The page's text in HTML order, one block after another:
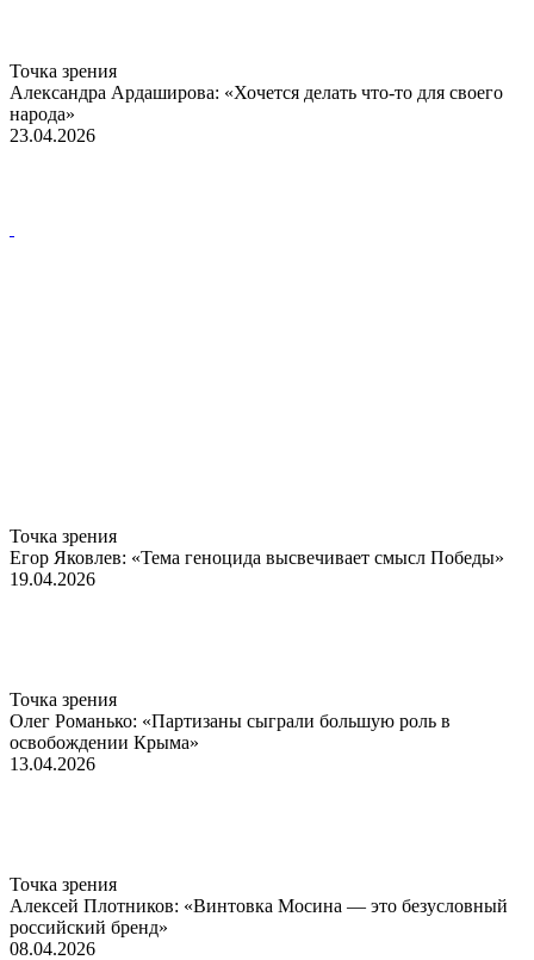
Точка зрения
Александра Ардаширова: «Хочется делать что-то для своего
народа»
23.04.2026
Точка зрения
Егор Яковлев: «Тема геноцида высвечивает смысл Победы»
19.04.2026
Точка зрения
Олег Романько: «Партизаны сыграли большую роль в
освобождении Крыма»
13.04.2026
Точка зрения
Алексей Плотников: «Винтовка Мосина — это безусловный
российский бренд»
08.04.2026